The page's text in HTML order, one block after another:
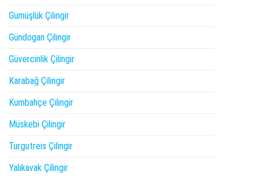
Gümüşlük Çilingir
Gündogan Çilingir
Güvercinlik Çilingir
Karabağ Çilingir
Kumbahçe Çilingir
Müskebi Çilingir
Turgutreis Çilingir
Yalıkavak Çilingir